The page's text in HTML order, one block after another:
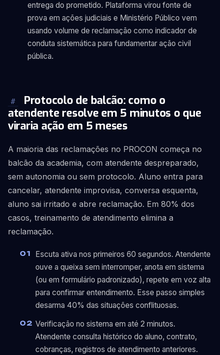
entrega do prometido. Plataforma virou fonte de
prova em ações judiciais e Ministério Público vem
usando volume de reclamação como indicador de
conduta sistemática para fundamentar ação civil
pública.
#
Protocolo de balcão: como o
atendente resolve em 5 minutos o que
viraria ação em 5 meses
A maioria das reclamações no PROCON começa no
balcão da academia, com atendente despreparado,
sem autonomia ou sem protocolo. Aluno entra para
cancelar, atendente improvisa, conversa esquenta,
aluno sai irritado e abre reclamação. Em 80% dos
casos, treinamento de atendimento elimina a
reclamação.
Escuta ativa nos primeiros 60 segundos. Atendente
ouve a queixa sem interromper, anota em sistema
(ou em formulário padronizado), repete em voz alta
para confirmar entendimento. Esse passo simples
desarma 40% das situações conflituosas.
Verificação no sistema em até 2 minutos.
Atendente consulta histórico do aluno, contrato,
cobranças, registros de atendimento anteriores.